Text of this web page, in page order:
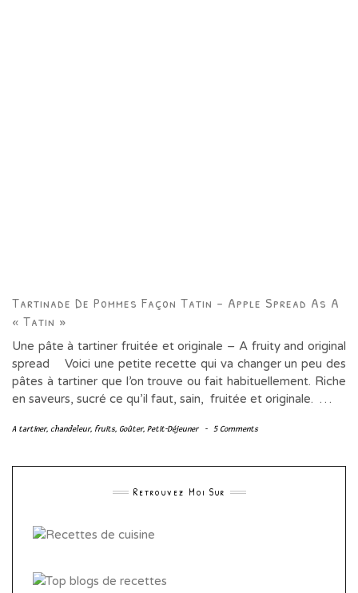
Tartinade De Pommes Façon Tatin – Apple Spread As A
« Tatin »
Une pâte à tartiner fruitée et originale – A fruity and original
spread Voici une petite recette qui va changer un peu des
pâtes à tartiner que l’on trouve ou fait habituellement. Riche
en saveurs, sucré ce qu’il faut, sain, fruitée et originale. …
A tartiner, chandeleur, fruits, Goûter, Petit-Déjeuner - 5 Comments
Retrouvez Moi Sur